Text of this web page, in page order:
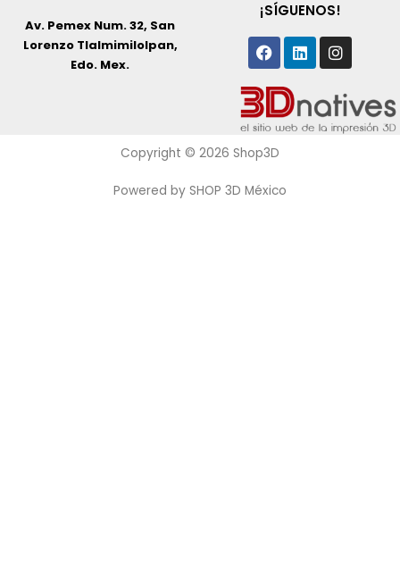
Av. Pemex Num. 32, San
Lorenzo Tlalmimilolpan,
Edo. Mex.
¡SÍGUENOS!
Facebook
Linkedin
Copyright © 2026 Shop3D
Powered by SHOP 3D México